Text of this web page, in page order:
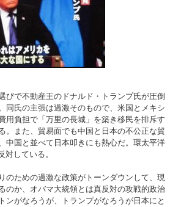
びで不動産王のドナルド・トランプ氏が圧倒
同氏の主張は過激そのもので、米国とメキシ
用負担で「万里の長城」を築き移民を排斥す
。また、貿易面でも中国と日本の不公正な貿
中国と並べて日本叩きにも熱心だ。環太平洋
対している。
のための過激な政策がトーンダウンして、現
のか、オバマ大統領とは真反対の攻戦的政治
ンがなろうが、トランプがなろうが日本にと